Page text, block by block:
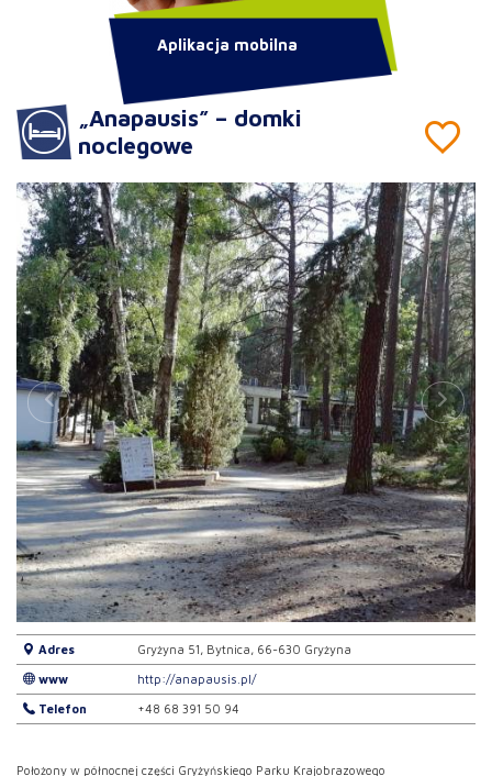
„Anapausis” – domki
noclegowe
Adres Gryżyna 51, Bytnica, 66-630 Gryżyna
www http://anapausis.pl/
Telefon +48 68 391 50 94
Położony w północnej części Gryżyńskiego Parku Krajobrazowego
Aplikacja mobilna